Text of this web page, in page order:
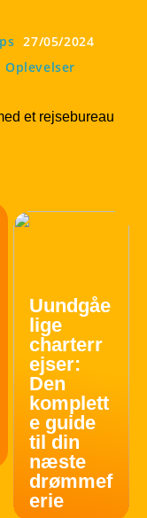
27/05/2024
Oplevelser
et rejsebureau
Uundgåe
lige
charterr
ejser:
Den
komplett
e guide
til din
næste
drømmef
erie